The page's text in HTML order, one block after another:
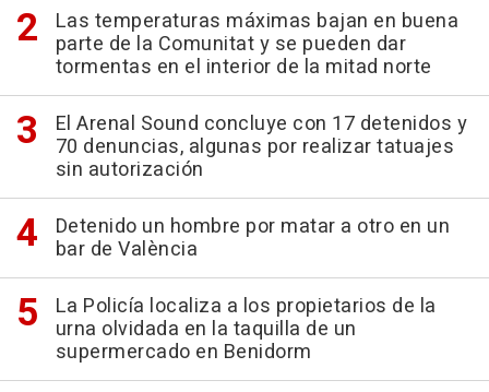
Las temperaturas máximas bajan en buena
parte de la Comunitat y se pueden dar
tormentas en el interior de la mitad norte
El Arenal Sound concluye con 17 detenidos y
70 denuncias, algunas por realizar tatuajes
sin autorización
Detenido un hombre por matar a otro en un
bar de València
La Policía localiza a los propietarios de la
urna olvidada en la taquilla de un
supermercado en Benidorm